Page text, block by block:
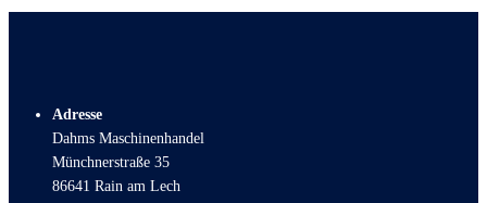
Adresse
Dahms Maschinenhandel
Münchnerstraße 35
86641 Rain am Lech